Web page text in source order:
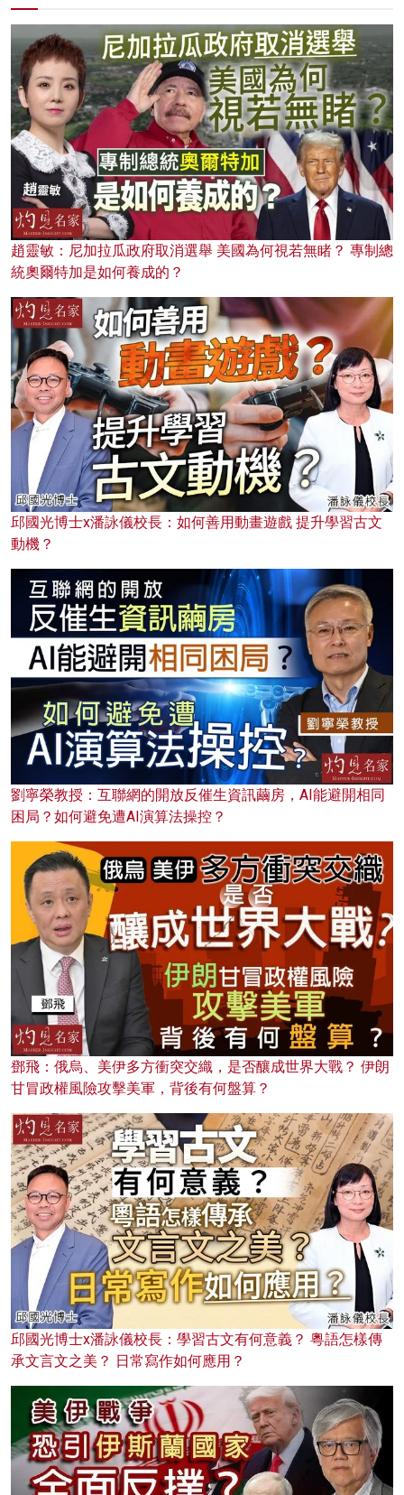
趙靈敏：尼加拉瓜政府取消選舉 美國為何視若無睹？ 專制總
統奧爾特加是如何養成的？
邱國光博士x潘詠儀校長：如何善用動畫遊戲 提升學習古文
動機？
劉寧榮教授：互聯網的開放反催生資訊繭房，AI能避開相同
困局？如何避免遭AI演算法操控？
鄧飛：俄烏、美伊多方衝突交織，是否釀成世界大戰？ 伊朗
甘冒政權風險攻擊美軍，背後有何盤算？
邱國光博士x潘詠儀校長：學習古文有何意義？ 粵語怎樣傳
承文言文之美？ 日常寫作如何應用？